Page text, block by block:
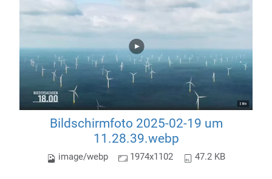
Bildschirmfoto 2025-02-19 um
11.28.39.webp
image/webp 1974x1102 47.2 KB